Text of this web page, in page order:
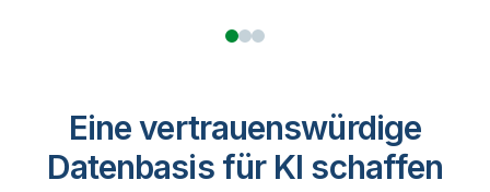
Eine vertrauenswürdige
Datenbasis für KI schaffen